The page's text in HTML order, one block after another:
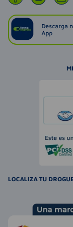
Descarga
App
LOCALIZA TU